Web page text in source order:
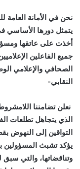
نحن في الأمانة العامة
يتمثل دورها الأساسي
جميع الفاعلين
الصحافي والإعلامي
النقابي-
نعلن تضامننا
الذي يتجاهل تطلعات
التواقين إلى النهوض
يؤكد تشبث المسؤولين
وتناقضاتها، والتي سبق